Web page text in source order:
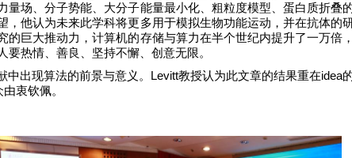
场、分子势能、大分子能量最小化、粗粒度模型、蛋白质折叠
他认为未来此学科将更多用于模拟生物功能运动，并在抗体的
巨大推动力，计算机的存储与算力在半个世纪内提升了一万倍
热情、善良、坚持不懈、创意无限。
中出现算法的前景与意义。 Levitt教授认为此文章的结果重在idea
衷钦佩。